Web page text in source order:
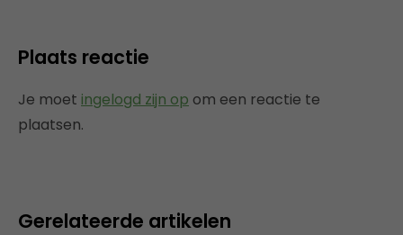
Plaats reactie
Je moet ingelogd zijn op om een reactie te
plaatsen.
Gerelateerde artikelen